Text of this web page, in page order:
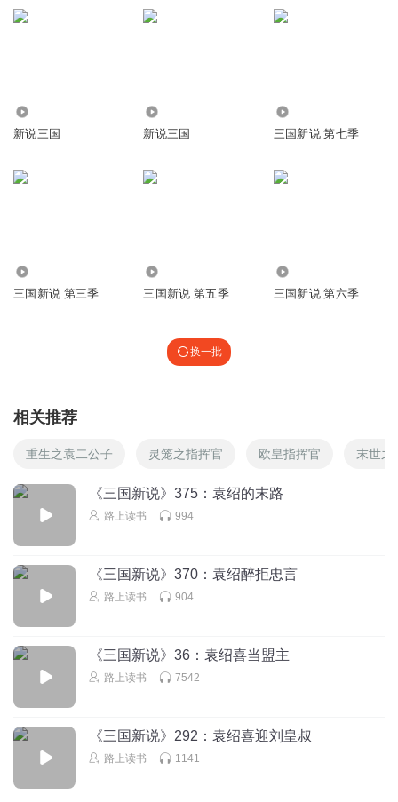
新说三国 新说三国 三国新说 第七季
三国新说 第三季 三国新说 第五季 三国新说 第六季
换一批
相关推荐
重生之袁二公子 灵笼之指挥官 欧皇指挥官 末世之
《三国新说》375：袁绍的末路
路上读书 994
《三国新说》370：袁绍醉拒忠言
路上读书 904
《三国新说》36：袁绍喜当盟主
路上读书 7542
《三国新说》292：袁绍喜迎刘皇叔
路上读书 1141